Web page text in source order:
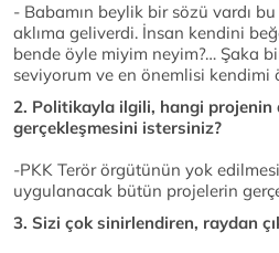
- Babamın beylik bir sözü vardı
aklıma geliverdi. İnsan kendini
bende öyle miyim neyim?… Şaka
seviyorum ve en önemlisi kendimi
2. Politikayla ilgili, hangi projenin
gerçekleşmesini istersiniz?
-PKK Terör örgütünün yok
uygulanacak bütün projelerin
3. Sizi çok sinirlendiren, raydan